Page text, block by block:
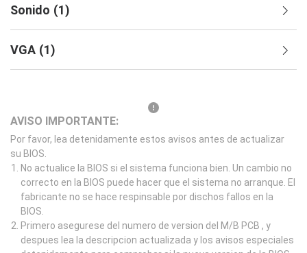
Sonido (1)
VGA (1)
AVISO IMPORTANTE:
Por favor, lea detenidamente estos avisos antes de actualizar
su BIOS.
No actualice la BIOS si el sistema funciona bien. Un cambio no
correcto en la BIOS puede hacer que el sistema no arranque. El
fabricante no se hace respinsable por dischos fallos en la
BIOS.
Primero asegurese del numero de version del M/B PCB , y
despues lea la descripcion actualizada y los avisos especiales